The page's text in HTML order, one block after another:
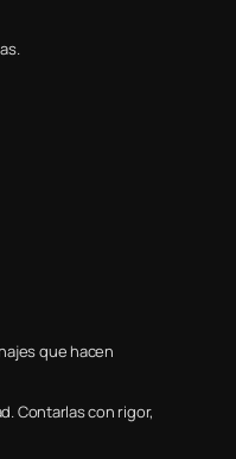
que hacen
Contarlas con rigor,